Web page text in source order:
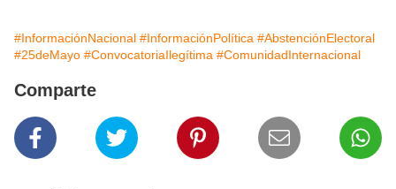
#InformaciónNacional #InformaciónPolítica #AbstenciónElectoral
#25deMayo #ConvocatoriaIlegítima #ComunidadInternacional
Comparte